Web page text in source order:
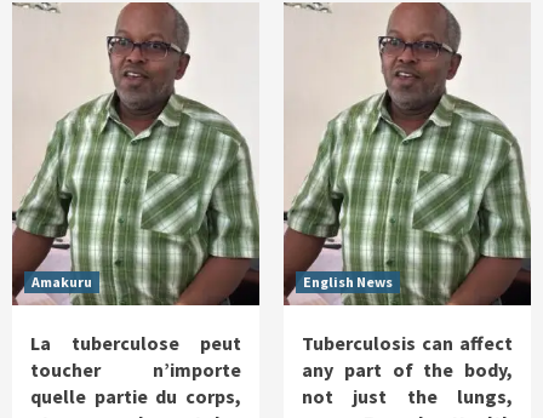
Amakuru
La tuberculose peut
toucher n’importe
quelle partie du corps,
English News
Tuberculosis can affect
any part of the body,
not just the lungs,